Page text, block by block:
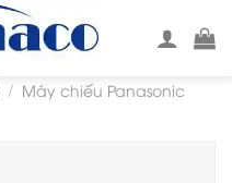
/ Máy chiếu Panasonic